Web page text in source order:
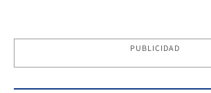
PUBLICIDAD